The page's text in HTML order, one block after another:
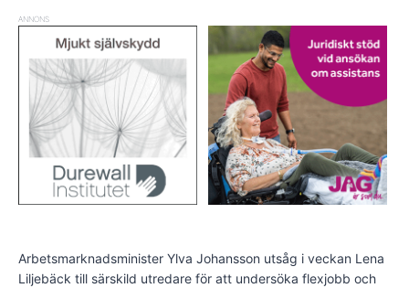
ANNONS
Arbetsmarknadsminister Ylva Johansson utsåg i veckan Lena
Liljebäck till särskild utredare för att undersöka flexjobb och